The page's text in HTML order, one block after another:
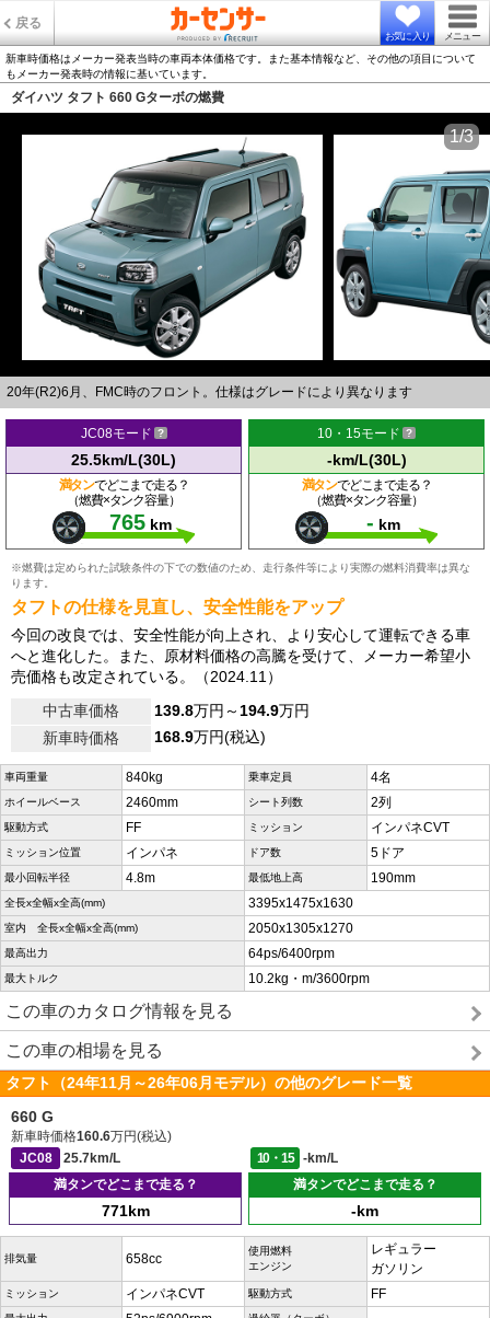
戻る
お気に入り メニュー
新車時価格はメーカー発表当時の車両本体価格です。また基本情報など、その他の項目について
もメーカー発表時の情報に基いています。
ダイハツ タフト 660 Gターボの燃費
20年(R2)6月、FMC時のフロント。仕様はグレードにより異なります
1/3
JC08モード
25.5km/L(30L)
満タンでどこまで走る？
（燃費×タンク容量）
765 km
10・15モード
-km/L(30L)
満タンでどこまで走る？
（燃費×タンク容量）
- km
※燃費は定められた試験条件の下での数値のため、走行条件等により実際の燃料消費率は異な
ります。
タフトの仕様を見直し、安全性能をアップ
今回の改良では、安全性能が向上され、より安心して運転できる車
へと進化した。また、原材料価格の高騰を受けて、メーカー希望小
売価格も改定されている。（2024.11）
中古車価格
139.8万円～194.9万円
新車時価格
168.9万円(税込)
車両重量 840kg 乗車定員 4名
ホイールベース 2460mm シート列数 2列
駆動方式 FF ミッション インパネCVT
ミッション位置 インパネ ドア数 5ドア
最小回転半径 4.8m 最低地上高 190mm
全長x全幅x全高(mm) 3395x1475x1630
室内 全長x全幅x全高(mm) 2050x1305x1270
最高出力 64ps/6400rpm
最大トルク 10.2kg・m/3600rpm
この車のカタログ情報を見る
この車の相場を見る
タフト（24年11月～26年06月モデル）の他のグレード一覧
660 G
新車時価格160.6万円(税込)
JC08
25.7km/L 10・15
-km/L
満タンでどこまで走る？
771km
満タンでどこまで走る？
-km
排気量 658cc
使用燃料
エンジン
レギュラー
ガソリン
ミッション インパネCVT 駆動方式 FF